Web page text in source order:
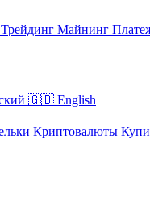
Трейдинг Майнинг
🇬🇧 English
Криптовалюты